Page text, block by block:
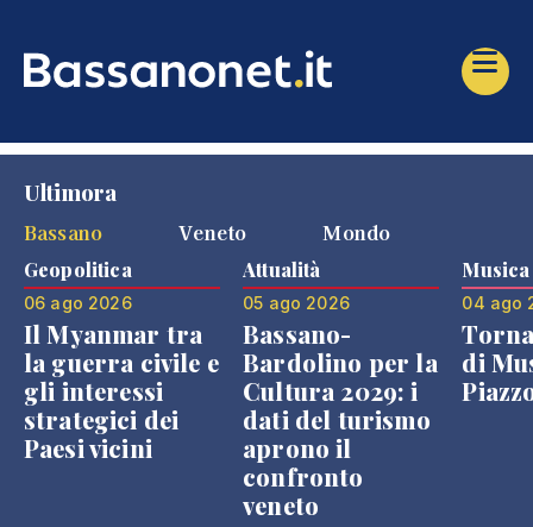
Ultimora
Bassano
Veneto Mondo
Geopolitica
06 ago 2026
Il Myanmar tra
la guerra civile e
gli interessi
strategici dei
Paesi vicini
Attualità
05 ago 2026
Bassano-
Bardolino per la
Cultura 2029: i
dati del turismo
aprono il
confronto
veneto
Musica
04 ago
di